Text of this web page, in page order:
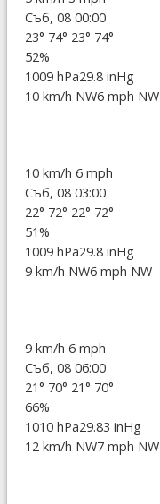
Съб, 08 00:00
23° 74° 23° 74°
52%
1009 hPa29.8 inHg
10 km/h NW6 mph NW
10 km/h 6 mph
Съб, 08 03:00
22° 72° 22° 72°
51%
1009 hPa29.8 inHg
9 km/h NW6 mph NW
9 km/h 6 mph
Съб, 08 06:00
21° 70° 21° 70°
66%
1010 hPa29.83 inHg
12 km/h NW7 mph NW